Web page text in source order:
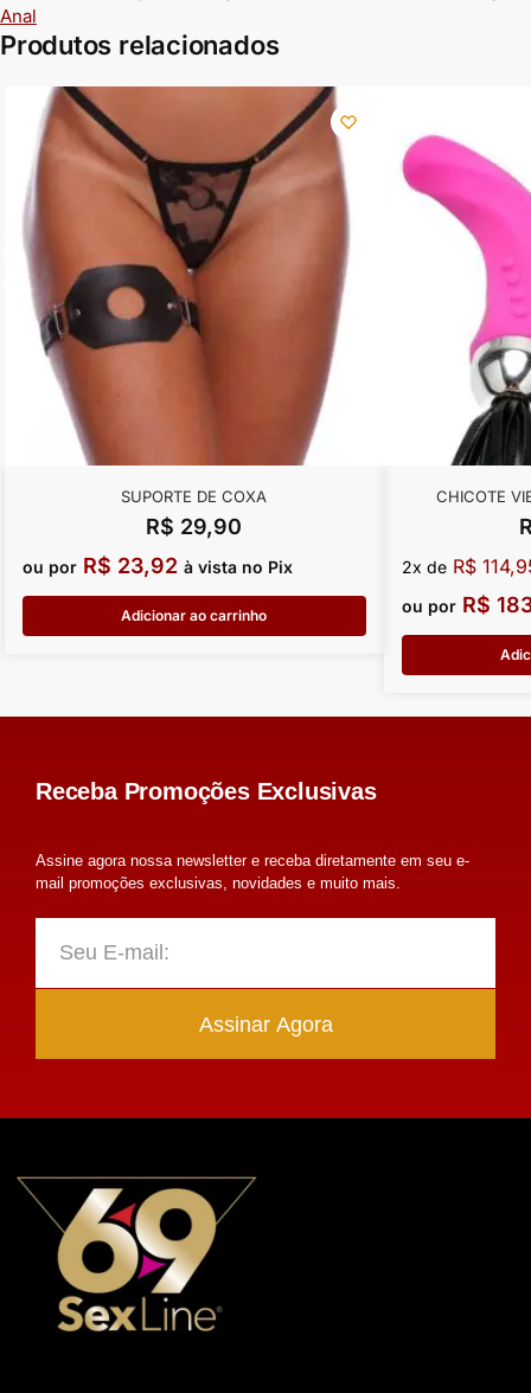
Anal
Produtos relacionados
SUPORTE DE COXA
R$ 29,90
ou por R$ 23,92 à vista no Pix
Adicionar ao carrinho
CHICOTE
2x de R$
ou por R$
Receba Promoções Exclusivas
Assine agora nossa newsletter e receba diretamente em seu e-
mail promoções exclusivas, novidades e muito mais.
Assinar Agora